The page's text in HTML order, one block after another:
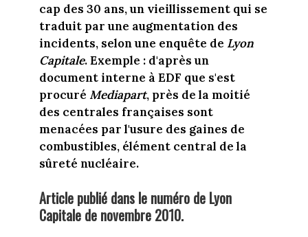
cap des 30 ans, un vieillissement qui se
traduit par une augmentation des
incidents, selon une enquête de Lyon
Capitale. Exemple : d'après un
document interne à EDF que s'est
procuré Mediapart, près de la moitié
des centrales françaises sont
menacées par l'usure des gaines de
combustibles, élément central de la
sûreté nucléaire.
Article publié dans le numéro de Lyon
Capitale de novembre 2010.